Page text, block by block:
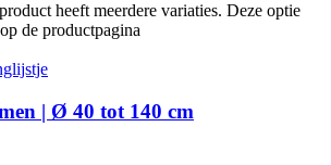
heeft meerdere variaties. Deze optie
de productpagina
| Ø 40 tot 140 cm